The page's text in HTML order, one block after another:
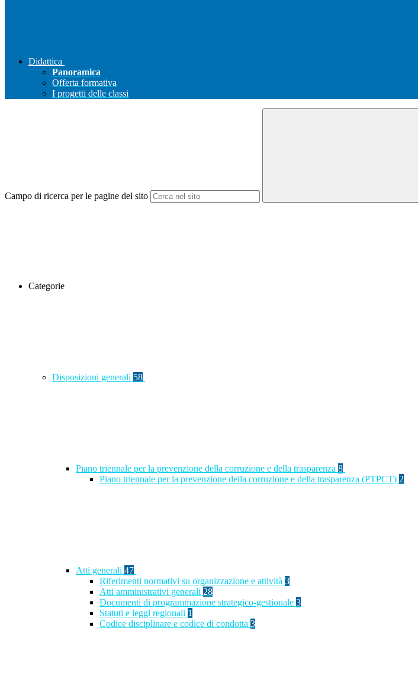
Didattica
Panoramica
Offerta formativa
I progetti delle classi
Campo di ricerca per le pagine del sito
Categorie
Disposizioni generali 58
Piano triennale per la prevenzione della corruzione e della trasparenza 8
Piano triennale per la prevenzione della corruzione e della trasparenza (PTPCT) 2
Atti generali 47
Riferimenti normativi su organizzazione e attività 3
Atti amministrativi generali 28
Documenti di programmazione strategico-gestionale 3
Statuti e leggi regionali 1
Codice disciplinare e codice di condotta 3